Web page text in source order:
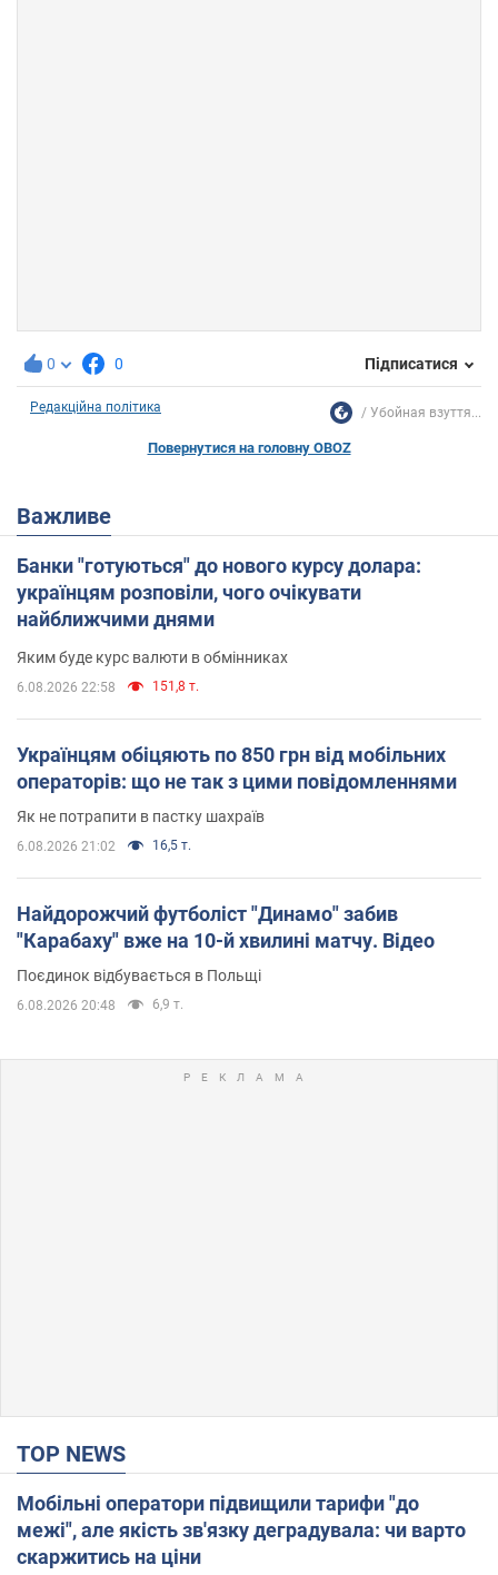
0 0 Підписатися
Редакційна політика Убойная взуття...
Повернутися на головну OBOZ
Важливе
Банки "готуються" до нового курсу долара:
українцям розповіли, чого очікувати
найближчими днями
Яким буде курс валюти в обмінниках
6.08.2026 22:58 151,8 т.
Українцям обіцяють по 850 грн від мобільних
операторів: що не так з цими повідомленнями
Як не потрапити в пастку шахраїв
6.08.2026 21:02 16,5 т.
Найдорожчий футболіст "Динамо" забив
"Карабаху" вже на 10-й хвилині матчу. Відео
Поєдинок відбувається в Польщі
6.08.2026 20:48 6,9 т.
TOP NEWS
Мобільні оператори підвищили тарифи "до
межі", але якість зв'язку деградувала: чи варто
скаржитись на ціни